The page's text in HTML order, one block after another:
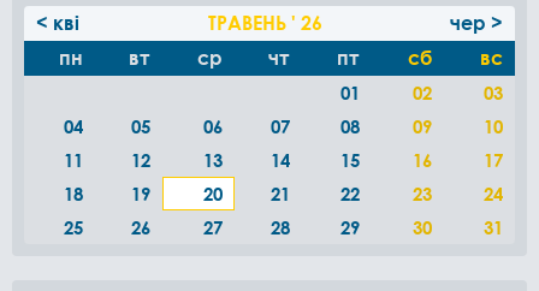
< кві ТРАВЕНЬ ' 26
чер >
пн
вт ср чт пт сб вс
01 02
03
04
05 06 07 08 09
10
11
12 13 14 15 16
17
18
19 20 21 22 23
24
25
26 27 28 29 30 31